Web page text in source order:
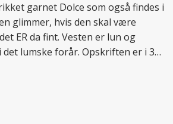
garnet Dolce som også findes i
glimmer, hvis den skal være
ER da fint. Vesten er lun og
lumske forår. Opskriften er i 3…